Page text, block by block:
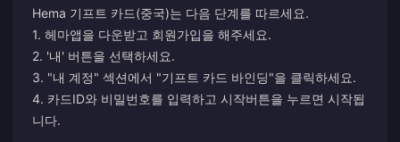
Hema 기프트 카드(중국)는 다음 단계를 따르세요.
1. 헤마앱을 다운받고 회원가입을 해주세요.
2. '내' 버튼을 선택하세요.
3. "내 계정" 섹션에서 "기프트 카드 바인딩"을 클릭하세요.
4. 카드ID와 비밀번호를 입력하고 시작버튼을 누르면 시작됩
니다.